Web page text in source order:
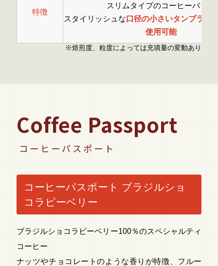
特徴
スリムタイプのコーヒーバッグ
スタイリッシュな口径の小さいタンブラー
使用可能
※焙煎度、粒度によっては充填量の変動あり
Coffee Passport
コーヒーパスポート
コーヒーパスポート ブラジルショ
コラピーベリー
ブラジルショコラピーベリー100％のスペシャルティ
コーヒー
ナッツやチョコレートのような香りが特徴、フルー